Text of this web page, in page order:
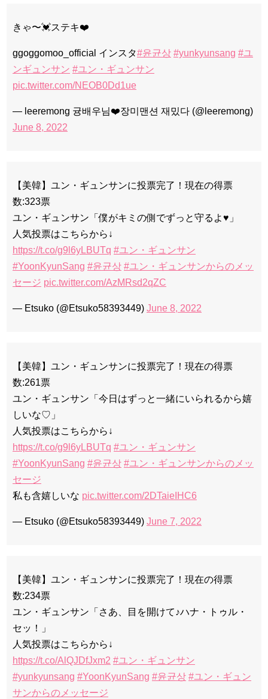
きゃ〜💓ステキ❤️
ggoggomoo_official インスタ#윤균상 #yunkyunsang #ユ
ンギュンサン #ユン・ギュンサン
pic.twitter.com/NEOB0Dd1ue
— leeremong 귱배우님❤️장미맨션 재밌다 (@leeremong)
June 8, 2022
【美韓】ユン・ギュンサンに投票完了！現在の得票
数:323票
ユン・ギュンサン「僕がキミの側でずっと守るよ♥」
人気投票はこちらから↓
https://t.co/g9l6yLBUTq #ユン・ギュンサン
#YoonKyunSang #윤균상 #ユン・ギュンサンからのメッ
セージ pic.twitter.com/AzMRsd2qZC
— Etsuko (@Etsuko58393449) June 8, 2022
【美韓】ユン・ギュンサンに投票完了！現在の得票
数:261票
ユン・ギュンサン「今日はずっと一緒にいられるから嬉
しいな♡」
人気投票はこちらから↓
https://t.co/g9l6yLBUTq #ユン・ギュンサン
#YoonKyunSang #윤균상 #ユン・ギュンサンからのメッ
セージ
私も含嬉しいな pic.twitter.com/2DTaieIHC6
— Etsuko (@Etsuko58393449) June 7, 2022
【美韓】ユン・ギュンサンに投票完了！現在の得票
数:234票
ユン・ギュンサン「さあ、目を開けて♪ハナ・トゥル・
セッ！」
人気投票はこちらから↓
https://t.co/AlQJDfJxm2 #ユン・ギュンサン
#yunkyunsang #YoonKyunSang #윤균상 #ユン・ギュン
サンからのメッセージ